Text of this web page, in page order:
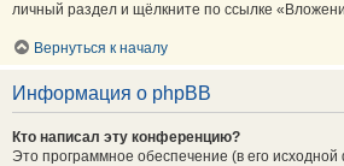
личный раздел и щёлкните по ссылке
Вернуться к началу
Информация о phpBB
Кто написал эту конференцию?
Это программное обеспечение (в его